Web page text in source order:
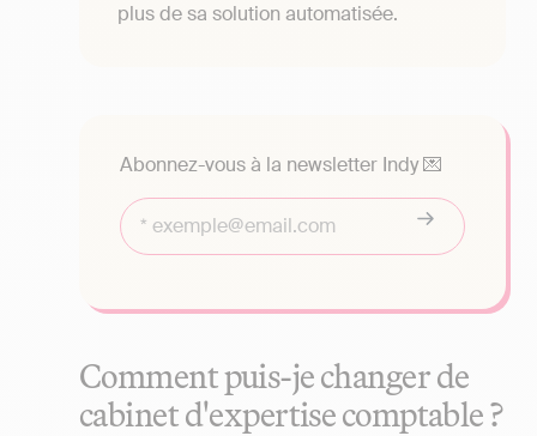
plus de sa solution automatisée.
Abonnez-vous à la newsletter Indy 💌
Comment puis-je changer de
cabinet d'expertise comptable ?